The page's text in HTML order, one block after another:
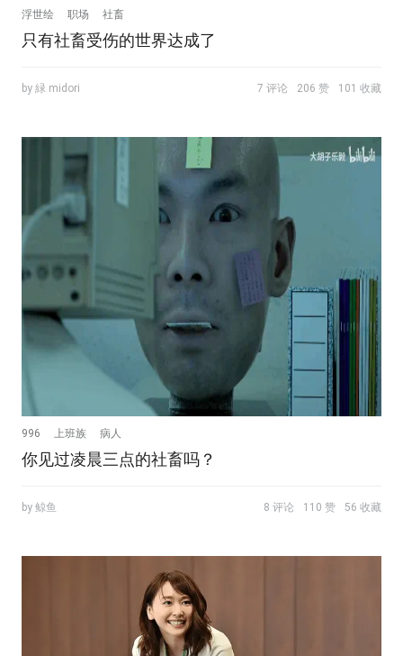
浮世绘 职场 社畜
只有社畜受伤的世界达成了
by 緑 midori 7 评论 206 赞 101 收藏
996 上班族 病人
你见过凌晨三点的社畜吗？
by 鲸鱼 8 评论 110 赞 56 收藏